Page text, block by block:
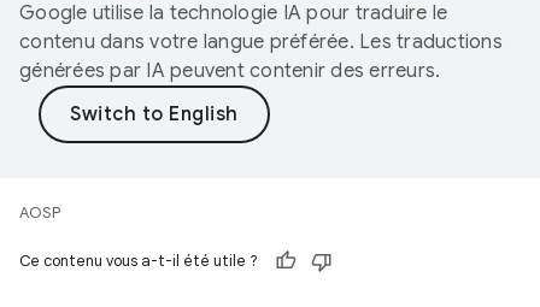
Google utilise la technologie IA pour traduire le
contenu dans votre langue préférée. Les traductions
générées par IA peuvent contenir des erreurs.
AOSP
Ce contenu vous a-t-il été utile ?